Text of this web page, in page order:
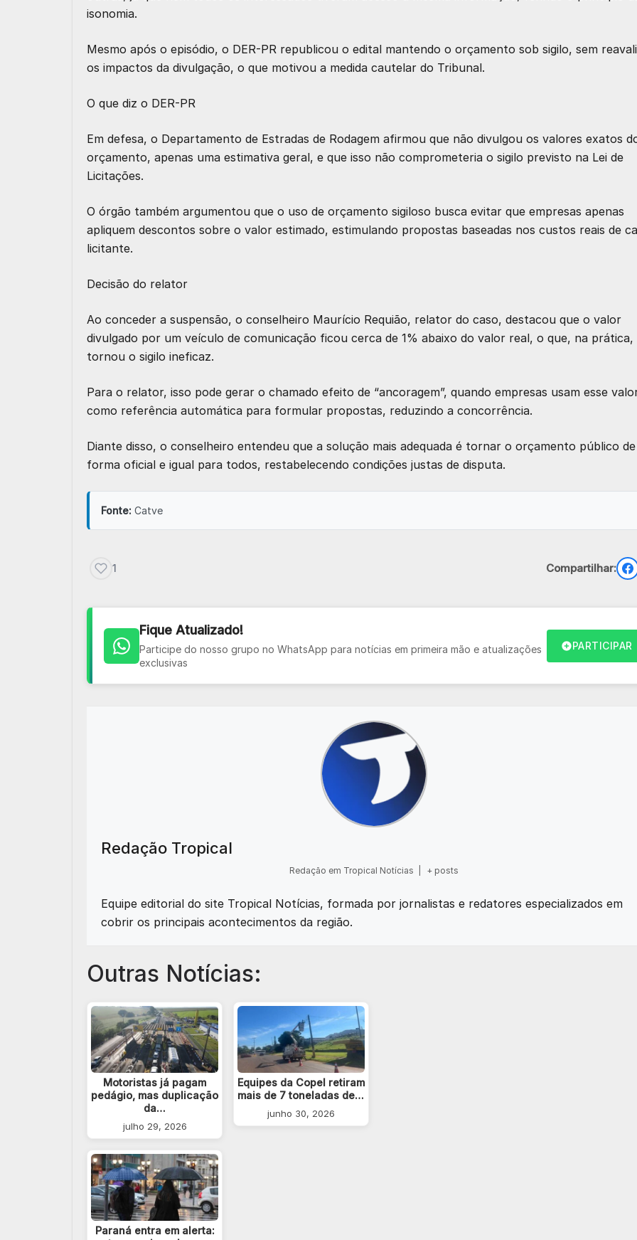
isonomia.
Mesmo após o episódio, o DER-PR republicou o edital mantendo o orçamento sob sigilo, sem
os impactos da divulgação, o que motivou a medida cautelar do Tribunal.
O que diz o DER-PR
Em defesa, o Departamento de Estradas de Rodagem afirmou que não divulgou os valores exatos
orçamento, apenas uma estimativa geral, e que isso não comprometeria o sigilo previsto na Lei de
Licitações.
O órgão também argumentou que o uso de orçamento sigiloso busca evitar que empresas apenas
apliquem descontos sobre o valor estimado, estimulando propostas baseadas nos custos reais de
licitante.
Decisão do relator
Ao conceder a suspensão, o conselheiro Maurício Requião, relator do caso, destacou que o valor
divulgado por um veículo de comunicação ficou cerca de 1% abaixo do valor real, o que, na prática,
tornou o sigilo ineficaz.
Para o relator, isso pode gerar o chamado efeito de “ancoragem”, quando empresas usam esse
como referência automática para formular propostas, reduzindo a concorrência.
Diante disso, o conselheiro entendeu que a solução mais adequada é tornar o orçamento público de
forma oficial e igual para todos, restabelecendo condições justas de disputa.
Fonte: Catve
1 Compartilhar:
Fique Atualizado!
Participe do nosso grupo no WhatsApp para notícias em primeira mão e atualizações
exclusivas
PARTICIPAR
Redação Tropical
Redação em Tropical Notícias + posts
Equipe editorial do site Tropical Notícias, formada por jornalistas e redatores especializados em
cobrir os principais acontecimentos da região.
Outras Notícias:
Motoristas já pagam
pedágio, mas duplicação
da…
julho 29, 2026
Paraná entra em alerta:
Equipes da Copel retiram
mais de 7 toneladas de…
junho 30, 2026